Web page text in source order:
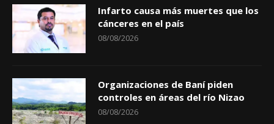
Infarto causa más muertes que los
cánceres en el país
08/08/2026
Organizaciones de Baní piden
controles en áreas del río Nizao
08/08/2026